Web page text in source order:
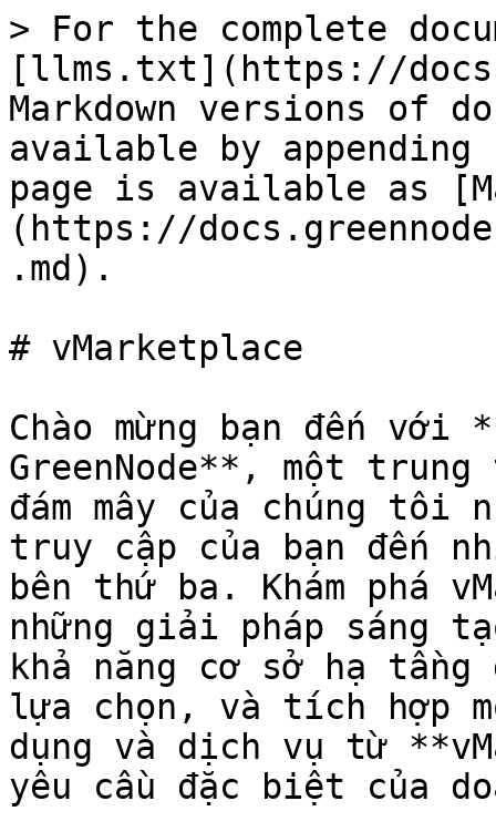
> For the complete
[llms.txt](https://
Markdown versions of
available by
page is available as
(https://
.md).
# vMarketplace
Chào mừng bạn đến với
GreenNode**, một
đám mây của chúng tôi
truy cập của bạn đến
bên thứ ba. Khám phá
những giải pháp sáng
khả năng cơ sở hạ tầng
lựa chọn, và tích hợp
dụng và dịch vụ từ
yêu cầu đặc biệt của